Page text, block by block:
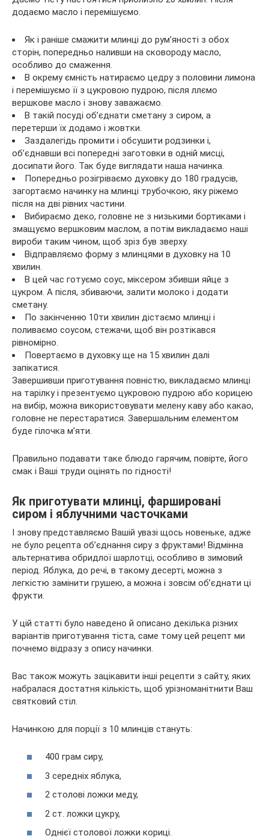
додаємо масло і перемішуємо.
Як і раніше смажити млинці до рум’яності з обох
сторін, попередньо наливши на сковороду масло,
особливо до смаження.
В окрему ємність натираємо цедру з половини лимона
і перемішуємо її з цукровою пудрою, після ллємо
вершкове масло і знову заважаємо.
В такій посуді об’єднати сметану з сиром, а
перетерши їх додамо і жовтки.
Заздалегідь промити і обсушити родзинки і,
об’єднавши всі попередні заготовки в одній мисці,
досипати його. Так буде виглядати наша начинка.
Попередньо розігріваємо духовку до 180 градусів,
загортаємо начинку на млинці трубочкою, яку ріжемо
після на дві рівних частини.
Вибираємо деко, головне не з низькими бортиками і
змащуємо вершковим маслом, а потім викладаємо наші
вироби таким чином, щоб зріз був зверху.
Відправляємо форму з млинцями в духовку на 10
хвилин.
В цей час готуємо соус, міксером збивши яйце з
цукром. А після, збиваючи, залити молоко і додати
сметану.
По закінченню 10ти хвилин дістаємо млинці і
поливаємо соусом, стежачи, щоб він розтікався
рівномірно.
Повертаємо в духовку ще на 15 хвилин далі
запікатися.
Завершивши приготування повністю, викладаємо млинці
на тарілку і презентуємо цукровою пудрою або корицею
на вибір, можна використовувати мелену каву або какао,
головне не перестаратися. Завершальним елементом
буде гілочка м’яти.
Правильно подавати таке блюдо гарячим, повірте, його
смак і Ваші труди оцінять по гідності!
Як приготувати млинці, фаршировані
сиром і яблучними часточками
І знову представляємо Вашій увазі щось новеньке, адже
не було рецепта об’єднання сиру з фруктами! Відмінна
альтернатива обридлої шарлотці, особливо в зимовий
період. Яблука, до речі, в такому десерті, можна з
легкістю замінити грушею, а можна і зовсім об’єднати ці
фрукти.
У цій статті було наведено й описано декілька різних
варіантів приготування тіста, саме тому цей рецепт ми
почнемо відразу з опису начинки.
Вас також можуть зацікавити інші рецепти з сайту, яких
набралася достатня кількість, щоб урізноманітнити Ваш
святковий стіл.
Начинкою для порції з 10 млинців стануть:
400 грам сиру,
3 середніх яблука,
2 столові ложки меду,
2 ст. ложки цукру,
Однієї столової ложки кориці.